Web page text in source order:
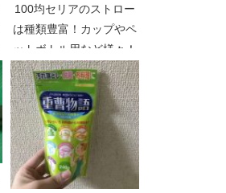
100均セリアのストロー
は種類豊富！カップやペ
ットボトル用など様々！